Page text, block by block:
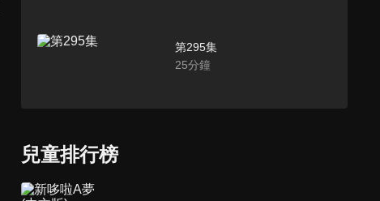
第295集
25分鐘
兒童排行榜